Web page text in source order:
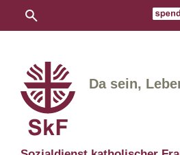
Da sein,